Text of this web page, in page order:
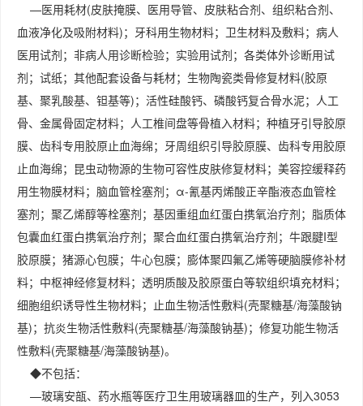
—医用耗材(皮肤掩膜、医用导管、皮肤粘合剂、组织粘合剂、
血液净化及吸附材料)；牙科用生物材料；卫生材料及敷料；病人
医用试剂；非病人用诊断检验；实验用试剂；各类体外诊断用试
剂；试纸；其他配套设备与耗材；生物陶瓷类骨修复材料(胶原
基、聚乳酸基、钽基等)；活性硅酸钙、磷酸钙复合骨水泥；人工
骨、金属骨固定材料；人工椎间盘等骨植入材料；种植牙引导胶原
膜、齿科专用胶原止血海绵；牙周组织引导胶原膜、齿科专用胶原
止血海绵；昆虫动物源的生物可容性皮肤修复材料；美容控缓释药
用生物膜材料；脑血管栓塞剂；α-氰基丙烯酸正辛酯液态血管栓
塞剂；聚乙烯醇等栓塞剂；基因重组血红蛋白携氧治疗剂；脂质体
包囊血红蛋白携氧治疗剂；聚合血红蛋白携氧治疗剂；牛跟腱I型
胶原膜；猪源心包膜；牛心包膜；膨体聚四氟乙烯等硬脑膜修补材
料；中枢神经修复材料；透明质酸及胶原蛋白等软组织填充材料；
细胞组织诱导性生物材料；止血生物活性敷料(壳聚糖基/海藻酸钠
基)；抗炎生物活性敷料(壳聚糖基/海藻酸钠基)；修复功能生物活
性敷料(壳聚糖基/海藻酸钠基)。
◆不包括：
—玻璃安瓿、药水瓶等医疗卫生用玻璃器皿的生产，列入3053